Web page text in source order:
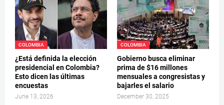
COLOMBIA
¿Está definida la elección
presidencial en Colombia?
Esto dicen las últimas
encuestas
June 13, 2026
COLOMBIA
Gobierno busca eliminar
prima de $16 millones
mensuales a congresistas y
bajarles el salario
December 30, 2025